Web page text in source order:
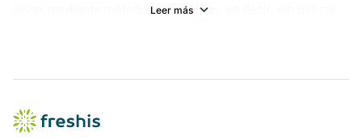
olivas mediante métodos mecánicos, es decir, sin utilizar
Variedades de Aceite de Oliva Virgen Extra o
Leer más